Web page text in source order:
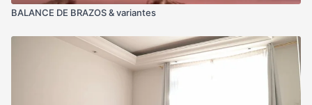
BALANCE DE BRAZOS & variantes